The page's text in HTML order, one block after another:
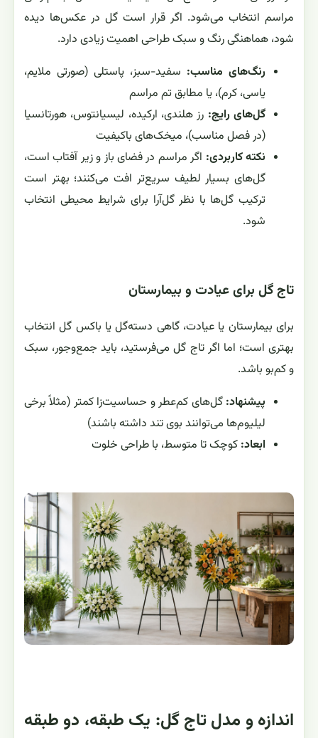
مراسم انتخاب می‌شود. اگر قرار است گل در عکس‌ها دیده
شود، هماهنگی رنگ و سبک طراحی اهمیت زیادی دارد.
رنگ‌های مناسب: سفید-سبز، پاستلی (صورتی ملایم،
یاسی، کرم)، یا مطابق تم مراسم
گل‌های رایج: رز هلندی، ارکیده، لیسیانتوس، هورتانسیا
(در فصل مناسب)، میخک‌های باکیفیت
نکته کاربردی: اگر مراسم در فضای باز و زیر آفتاب است،
گل‌های بسیار لطیف سریع‌تر افت می‌کنند؛ بهتر است
ترکیب گل‌ها با نظر گل‌آرا برای شرایط محیطی انتخاب
شود.
تاج گل برای عیادت و بیمارستان
برای بیمارستان یا عیادت، گاهی دسته‌گل یا باکس گل انتخاب
بهتری است؛ اما اگر تاج گل می‌فرستید، باید جمع‌وجور، سبک
و کم‌بو باشد.
پیشنهاد: گل‌های کم‌عطر و حساسیت‌زا کمتر (مثلاً برخی
لیلیوم‌ها می‌توانند بوی تند داشته باشند)
ابعاد: کوچک تا متوسط، با طراحی خلوت
اندازه و مدل تاج گل: یک طبقه، دو طبقه